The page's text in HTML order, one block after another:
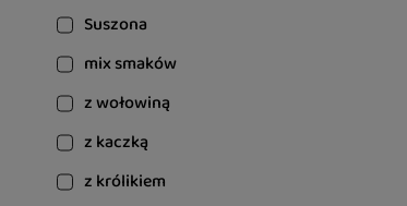
Suszona
mix smaków
z wołowiną
z kaczką
z królikiem